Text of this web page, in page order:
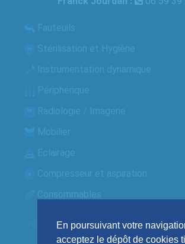
En poursuivant votre
acceptez le dépôt de cookies
Instrumentation dynamique
Copyright © 2020 Dental Technic Services.